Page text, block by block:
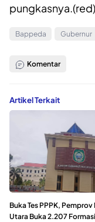
pungkasnya.(red)
Bappeda Gubernur
Komentar
Artikel Terkait
Buka Tes PPPK, Pemprov
Utara Buka 2.207 Formasi